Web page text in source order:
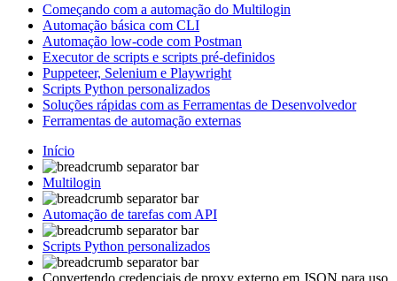
Começando com a automação do Multilogin
Automação básica com CLI
Automação low-code com Postman
Executor de scripts e scripts pré-definidos
Puppeteer, Selenium e Playwright
Scripts Python personalizados
Soluções rápidas com as Ferramentas de Desenvolvedor
Ferramentas de automação externas
Início
Multilogin
Automação de tarefas com API
Scripts Python personalizados
Convertendo credenciais de proxy externo em JSON para uso